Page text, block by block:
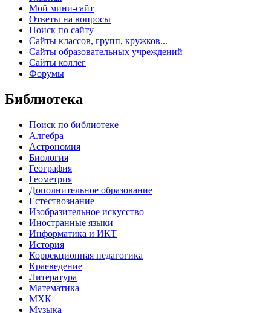
Мой мини-сайт
Ответы на вопросы
Поиск по сайту
Сайты классов, групп, кружков...
Сайты образовательных учреждений
Сайты коллег
Форумы
Библиотека
Поиск по библиотеке
Алгебра
Астрономия
Биология
География
Геометрия
Дополнительное образование
Естествознание
Изобразительное искусство
Иностранные языки
Информатика и ИКТ
История
Коррекционная педагогика
Краеведение
Литература
Математика
МХК
Музыка